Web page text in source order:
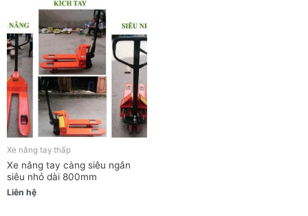
Xe nâng tay thấp
Xe nâng tay càng siêu ngắn
siêu nhỏ dài 800mm
Liên hệ